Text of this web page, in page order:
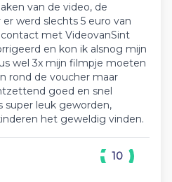
van de video, de
werd slechts 5 euro van
met VideovanSint
en kon ik alsnog mijn
wel 3x mijn filmpje moeten
rond de voucher maar
goed en snel
super leuk geworden,
het geweldig vinden.
10